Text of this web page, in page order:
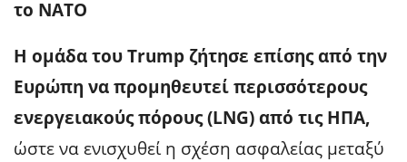
το ΝΑΤΟ
Η ομάδα του Trump ζήτησε επίσης από την
Ευρώπη να προμηθευτεί περισσότερους
ενεργειακούς πόρους (LNG) από τις ΗΠΑ,
ώστε να ενισχυθεί η σχέση ασφαλείας μεταξύ